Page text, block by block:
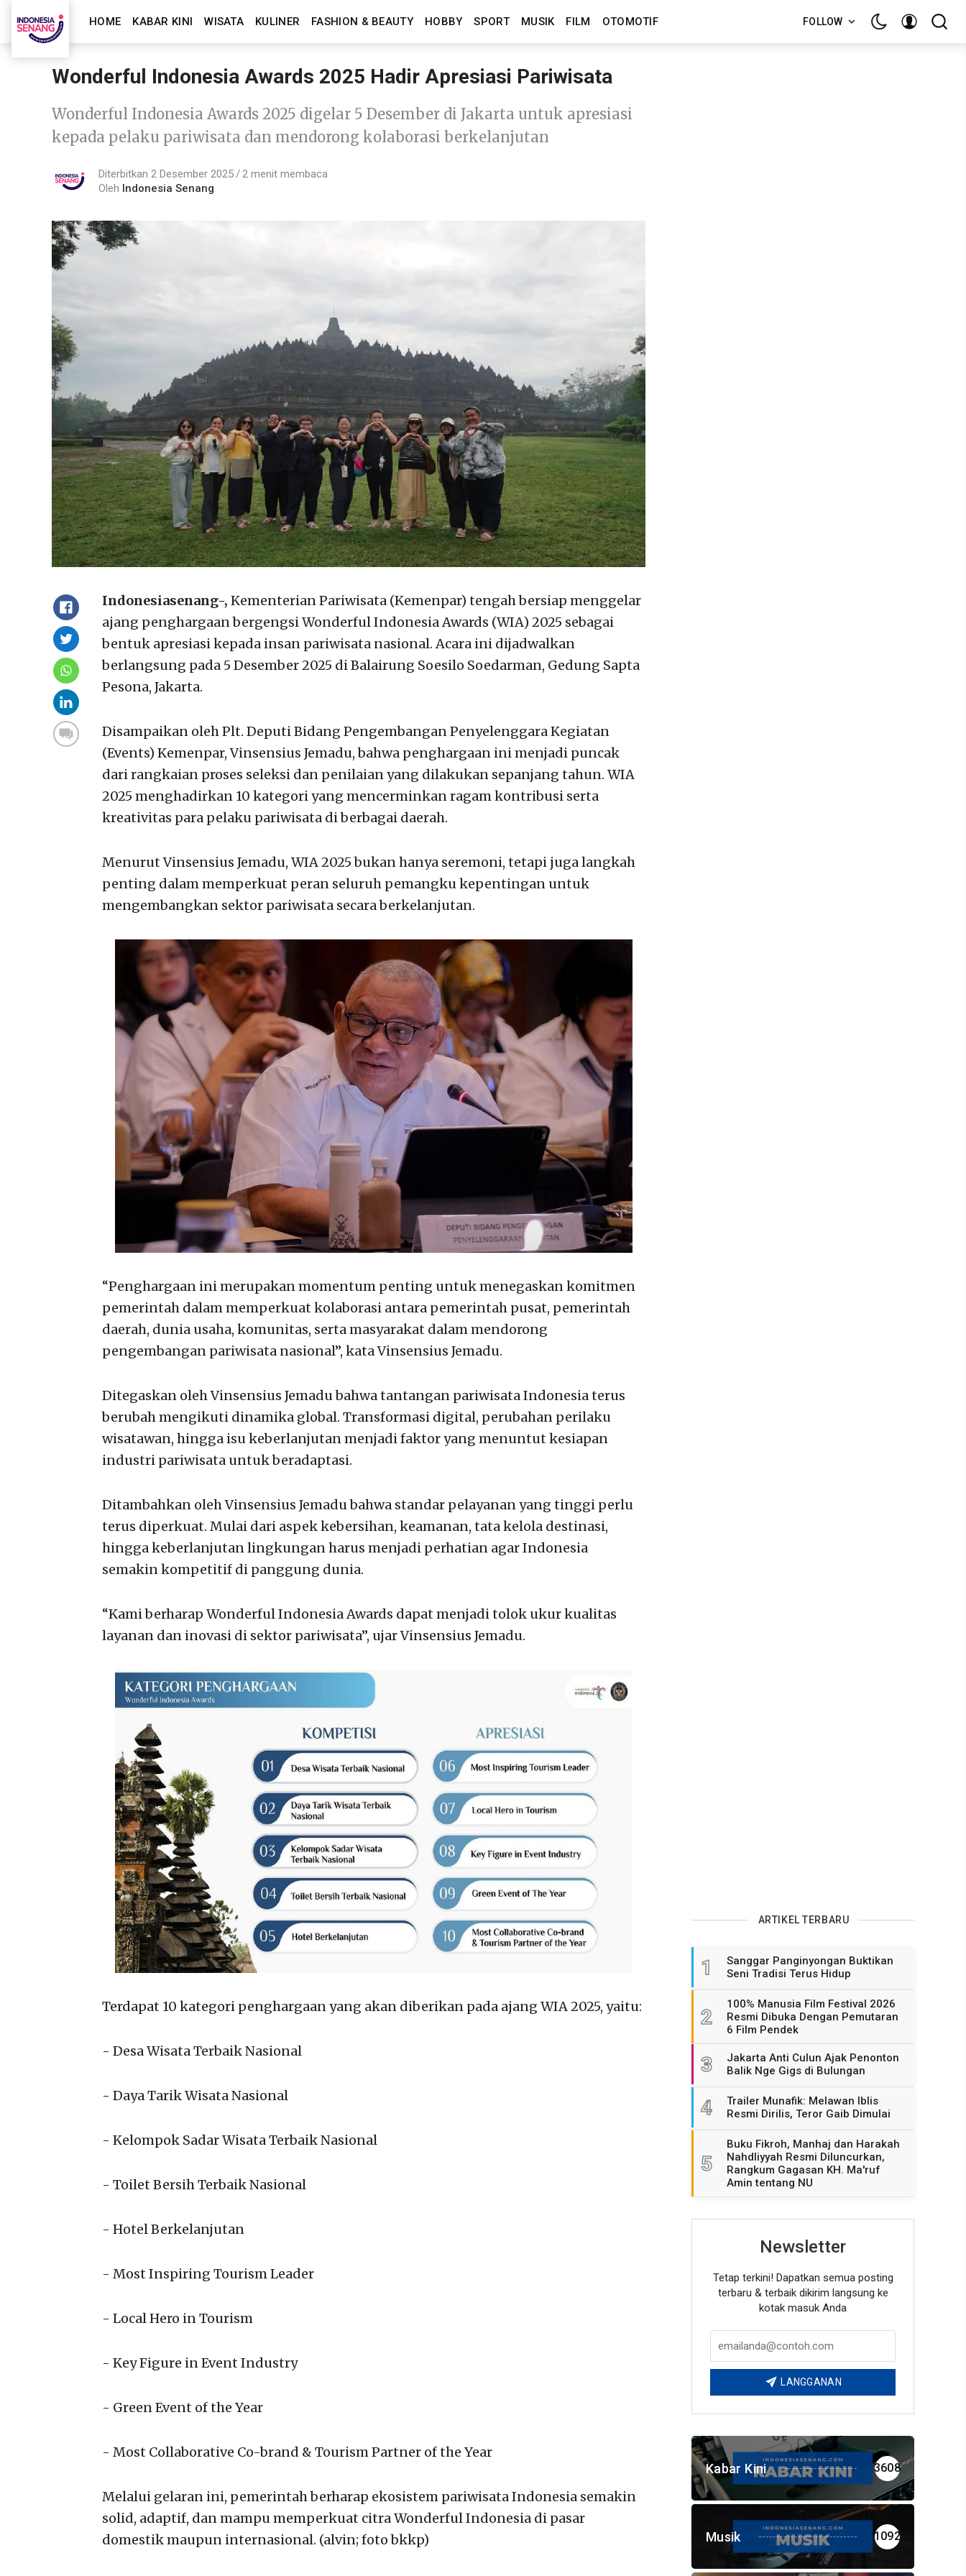
HOME KABAR KINI WISATA KULINER FASHION & BEAUTY HOBBY SPORT MUSIK FILM OTOMOTIF FOLLOW
Wonderful Indonesia Awards 2025 Hadir Apresiasi Pariwisata
Wonderful Indonesia Awards 2025 digelar 5 Desember di Jakarta untuk apresiasi
kepada pelaku pariwisata dan mendorong kolaborasi berkelanjutan
Diterbitkan 2 Desember 2025
2 menit membaca
Oleh Indonesia Senang
Indonesiasenang-, Kementerian Pariwisata (Kemenpar) tengah bersiap menggelar
ajang penghargaan bergengsi Wonderful Indonesia Awards (WIA) 2025 sebagai
bentuk apresiasi kepada insan pariwisata nasional. Acara ini dijadwalkan
berlangsung pada 5 Desember 2025 di Balairung Soesilo Soedarman, Gedung Sapta
Pesona, Jakarta.
Disampaikan oleh Plt. Deputi Bidang Pengembangan Penyelenggara Kegiatan
(Events) Kemenpar, Vinsensius Jemadu, bahwa penghargaan ini menjadi puncak
dari rangkaian proses seleksi dan penilaian yang dilakukan sepanjang tahun. WIA
2025 menghadirkan 10 kategori yang mencerminkan ragam kontribusi serta
kreativitas para pelaku pariwisata di berbagai daerah.
Menurut Vinsensius Jemadu, WIA 2025 bukan hanya seremoni, tetapi juga langkah
penting dalam memperkuat peran seluruh pemangku kepentingan untuk
mengembangkan sektor pariwisata secara berkelanjutan.
“Penghargaan ini merupakan momentum penting untuk menegaskan komitmen
pemerintah dalam memperkuat kolaborasi antara pemerintah pusat, pemerintah
daerah, dunia usaha, komunitas, serta masyarakat dalam mendorong
pengembangan pariwisata nasional”, kata Vinsensius Jemadu.
Ditegaskan oleh Vinsensius Jemadu bahwa tantangan pariwisata Indonesia terus
berubah mengikuti dinamika global. Transformasi digital, perubahan perilaku
wisatawan, hingga isu keberlanjutan menjadi faktor yang menuntut kesiapan
industri pariwisata untuk beradaptasi.
Ditambahkan oleh Vinsensius Jemadu bahwa standar pelayanan yang tinggi perlu
terus diperkuat. Mulai dari aspek kebersihan, keamanan, tata kelola destinasi,
hingga keberlanjutan lingkungan harus menjadi perhatian agar Indonesia
semakin kompetitif di panggung dunia.
“Kami berharap Wonderful Indonesia Awards dapat menjadi tolok ukur kualitas
layanan dan inovasi di sektor pariwisata”, ujar Vinsensius Jemadu.
Terdapat 10 kategori penghargaan yang akan diberikan pada ajang WIA 2025, yaitu:
- Desa Wisata Terbaik Nasional
- Daya Tarik Wisata Nasional
- Kelompok Sadar Wisata Terbaik Nasional
- Toilet Bersih Terbaik Nasional
- Hotel Berkelanjutan
- Most Inspiring Tourism Leader
- Local Hero in Tourism
- Key Figure in Event Industry
- Green Event of the Year
- Most Collaborative Co-brand & Tourism Partner of the Year
Melalui gelaran ini, pemerintah berharap ekosistem pariwisata Indonesia semakin
solid, adaptif, dan mampu memperkuat citra Wonderful Indonesia di pasar
domestik maupun internasional. (alvin; foto bkkp)
ARTIKEL TERBARU
1
Sanggar Panginyongan Buktikan
Seni Tradisi Terus Hidup
2
100% Manusia Film Festival 2026
Resmi Dibuka Dengan Pemutaran
6 Film Pendek
3
Jakarta Anti Culun Ajak Penonton
Balik Nge Gigs di Bulungan
4
Trailer Munafik: Melawan Iblis
Resmi Dirilis, Teror Gaib Dimulai
5
Buku Fikroh, Manhaj dan Harakah
Nahdliyyah Resmi Diluncurkan,
Rangkum Gagasan KH. Ma'ruf
Amin tentang NU
Newsletter
Tetap terkini! Dapatkan semua posting
terbaru & terbaik dikirim langsung ke
kotak masuk Anda
LANGGANAN
Kabar Kini 3608
Musik 1092